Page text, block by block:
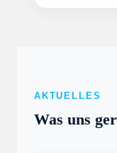
AKTUELLES
Was uns